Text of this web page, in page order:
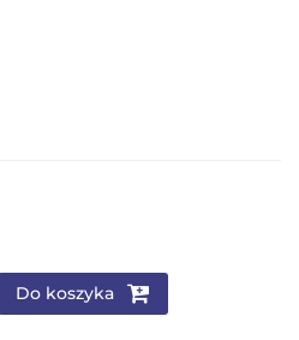
Do koszyka